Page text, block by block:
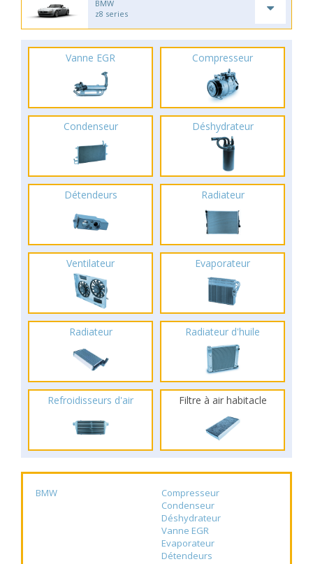
BMW
z8 series
Vanne EGR Compresseur
Condenseur Déshydrateur
Détendeurs Radiateur
Ventilateur Evaporateur
Radiateur Radiateur d'huile
Refroidisseurs d'air Filtre à air habitacle
BMW
Compresseur
Condenseur
Déshydrateur
Vanne EGR
Evaporateur
Détendeurs